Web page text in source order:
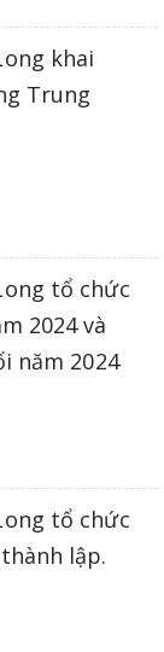
khai
Trung
tổ chức
2024 và
năm 2024
tổ chức
lập.